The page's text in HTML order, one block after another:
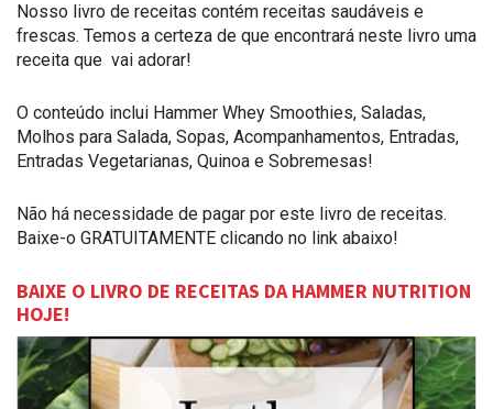
Nosso livro de receitas contém receitas saudáveis ​​e
frescas. Temos a certeza de que encontrará neste livro uma
receita que vai adorar!
O conteúdo inclui Hammer Whey Smoothies, Saladas,
Molhos para Salada, Sopas, Acompanhamentos, Entradas,
Entradas Vegetarianas, Quinoa e Sobremesas!
Não há necessidade de pagar por este livro de receitas.
Baixe-o GRATUITAMENTE clicando no link abaixo!
BAIXE O LIVRO DE RECEITAS DA HAMMER NUTRITION
HOJE!